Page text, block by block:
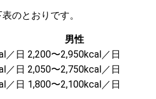
のとおりです。
男性
／日 2,200〜2,950kcal／日
／日 2,050〜2,750kcal／日
／日 1,800〜2,100kcal／日